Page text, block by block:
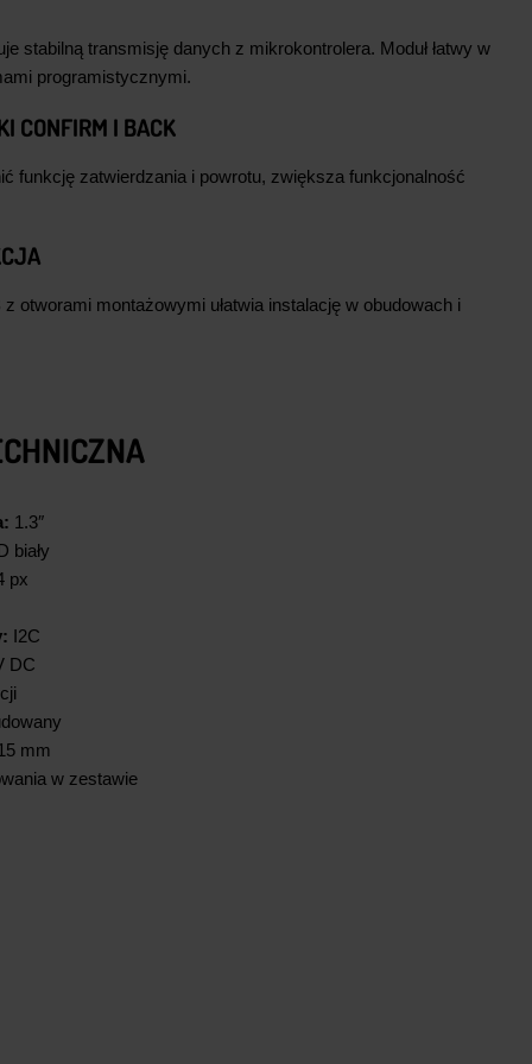
stabilną transmisję danych z mikrokontrolera. Moduł łatwy w
programistycznymi.
CONFIRM I BACK
funkcję zatwierdzania i powrotu, zwiększa funkcjonalność
otworami montażowymi ułatwia instalację w obudowach i
1.3″
biały
px
I2C
DC
mm
w zestawie